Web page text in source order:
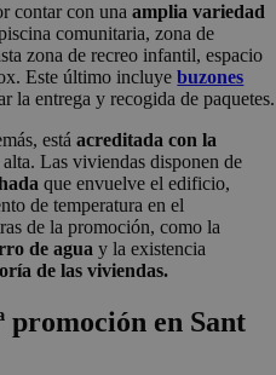
contar con unaamplia variedad
comunitaria, zona de
zona de recreo infantil, espacio
Este último incluyebuzones
la entrega y recogida de paquetes.
estáacreditada con la
alta. Las viviendas disponen de
que envuelve el edificio,
de temperatura en el
de la promoción, como la
de aguay la existencia
de las viviendas.
promoción en Sant